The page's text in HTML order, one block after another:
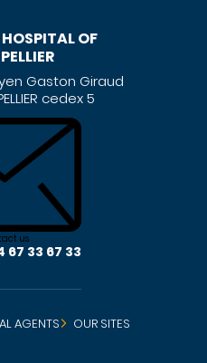
OF
Gaston Giraud
cedex 5
us
67 33 67 33
AGENTS OUR SITES